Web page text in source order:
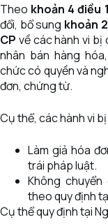
Theo khoản 4 điều
đổi, bổ sung khoản
CP về các hành vi
nhân bán hàng
chức có quyền và
đơn, chứng từ.
Cụ thể, các hành vi
Làm giả hóa
trái pháp luật.
Không
theo quy định
Cụ thể quy định tại